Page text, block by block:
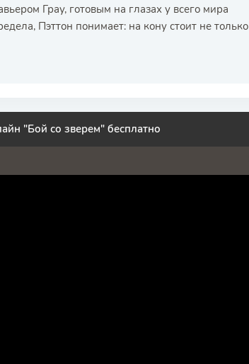
Грау, готовым на глазах у всего мира
Пэттон понимает: на кону стоит не только
"Бой со зверем" бесплатно